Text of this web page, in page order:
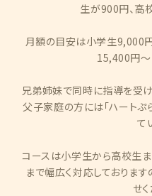
生が900円、高
月額の目安は小学生9,000
15,400円〜
兄弟姉妹で同時に指導を受
父子家庭の方には「ハートぷ
て
コースは小学生から高校生
まで幅広く対応しておりま
せ